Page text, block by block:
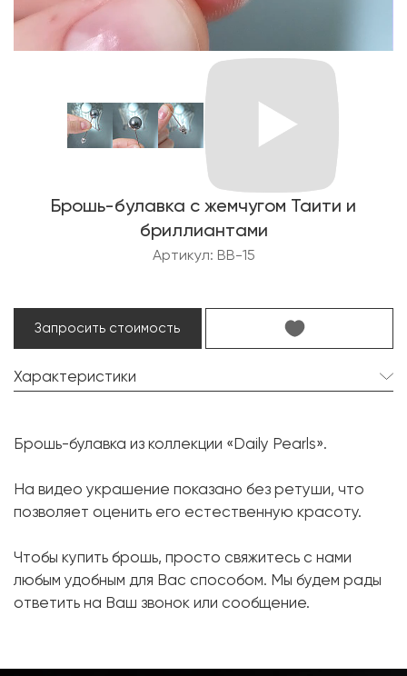
Брошь-булавка с жемчугом Таити и
бриллиантами
Артикул: BB-15
Запросить стоимость
Характеристики
Форма:
Бриллиант:
12 шт. 0.21 карат.
Форма огранки:
Металл:
Белое золото, 750 проба
Вес грамм:
8.12
Брошь-булавка из коллекции «Daily Pearls».
На видео украшение показано без ретуши, что
позволяет оценить его естественную красоту.
Чтобы купить брошь, просто свяжитесь с нами
любым удобным для Вас способом. Мы будем рады
ответить на Ваш звонок или сообщение.